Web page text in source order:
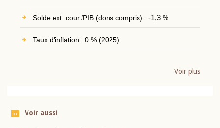
Solde ext. cour./PIB (dons compris) : -1,3%
Taux d'inflation : 0 % (2025)
Voir plus
Voir aussi